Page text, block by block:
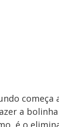
começa
a
é o